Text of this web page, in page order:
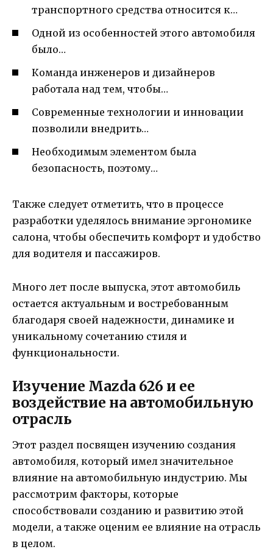
транспортного средства относится к…
Одной из особенностей этого автомобиля
было…
Команда инженеров и дизайнеров
работала над тем, чтобы…
Современные технологии и инновации
позволили внедрить…
Необходимым элементом была
безопасность, поэтому…
Также следует отметить, что в процессе
разработки уделялось внимание эргономике
салона, чтобы обеспечить комфорт и удобство
для водителя и пассажиров.
Много лет после выпуска, этот автомобиль
остается актуальным и востребованным
благодаря своей надежности, динамике и
уникальному сочетанию стиля и
функциональности.
Изучение Mazda 626 и ее
воздействие на автомобильную
отрасль
Этот раздел посвящен изучению создания
автомобиля, который имел значительное
влияние на автомобильную индустрию. Мы
рассмотрим факторы, которые
способствовали созданию и развитию этой
модели, а также оценим ее влияние на отрасль
в целом.